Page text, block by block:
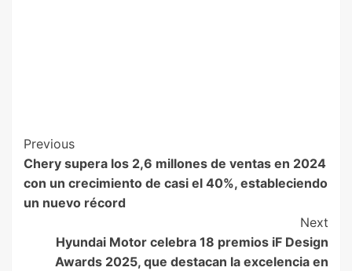
Previous
Chery supera los 2,6 millones de ventas en 2024
con un crecimiento de casi el 40%, estableciendo
un nuevo récord
Next
Hyundai Motor celebra 18 premios iF Design
Awards 2025, que destacan la excelencia en